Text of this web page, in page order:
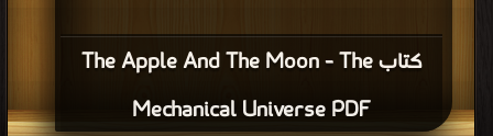
كتاب The Apple And The Moon - The
Mechanical Universe PDF